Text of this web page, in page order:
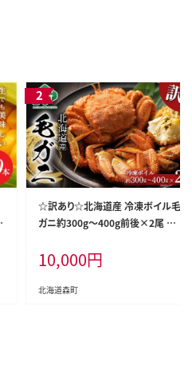
☆訳あり☆北海道産 冷凍ボイル毛
ガニ約300g～400g前後×2尾 ＜
ニ 蟹 ガニ がに 森町 ふるさと納税
北海道 毛蟹 毛かに 毛ガニ 毛カニ
mr1-1463
10,000円
北海道森町